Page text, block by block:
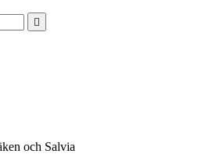

och Salvia